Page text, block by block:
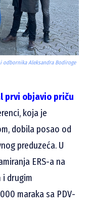
odbornika Aleksandra Bodiroge
prvi objavio priču
koja je
dobila posao od
preduzeća. U
ERS-a na
i drugim
maraka sa PDV-